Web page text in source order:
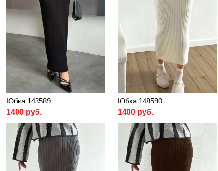
Юбка 148589
1400 руб.
Юбка 148590
1400 руб.